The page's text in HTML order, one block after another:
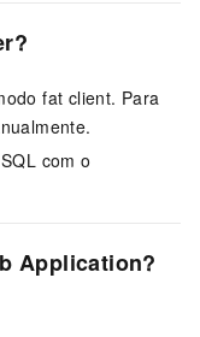
fat client. Para
com o
Application?